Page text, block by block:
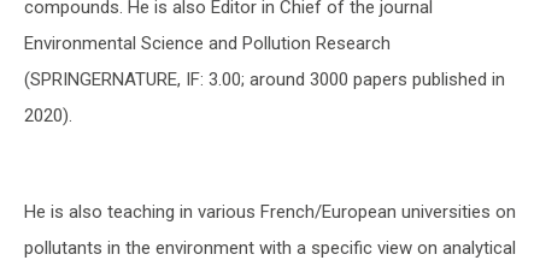
compounds. He is also Editor in Chief of the journal
Environmental Science and Pollution Research
(SPRINGERNATURE, IF: 3.00; around 3000 papers published in
2020).
He is also teaching in various French/European universities on
pollutants in the environment with a specific view on analytical